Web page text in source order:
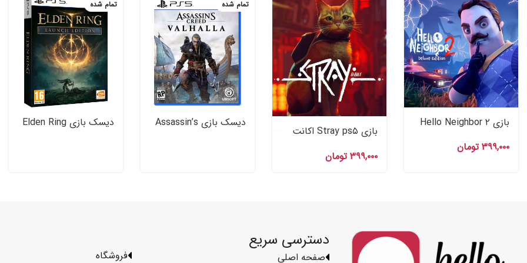
بازی Hello Neighbor ۲
قانونی PS۴ , PS۵
۳۹۹,۰۰۰ تومان
بازی Stray ps۵ اکانت
۳۹۹,۰۰۰ تومان
تمام شده
دیسک بازی Assassin’s
تمام شده
دیسک بازی Elden Ring
فروشگاه
دسترسی سریع
صفحه اصلی